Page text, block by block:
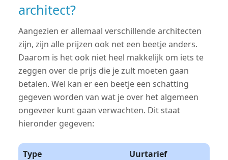
architect?
Aangezien er allemaal verschillende architecten
zijn, zijn alle prijzen ook net een beetje anders.
Daarom is het ook niet heel makkelijk om iets te
zeggen over de prijs die je zult moeten gaan
betalen. Wel kan er een beetje een schatting
gegeven worden van wat je over het algemeen
ongeveer kunt gaan verwachten. Dit staat
hieronder gegeven:
Type
Uurtarief